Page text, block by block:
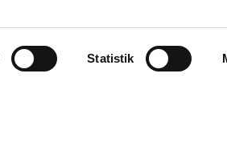
Statistik